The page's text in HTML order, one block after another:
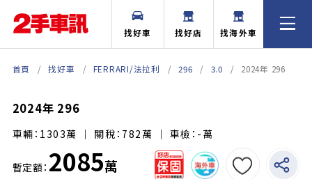
找好車 找好店 找海外車
首頁 找好車 FERRARI/法拉利 296 3.0 2024年 296
2024年 296
車輛：1303萬 ｜ 關稅：782萬 ｜ 車檢：-萬
暫定額： 2085萬